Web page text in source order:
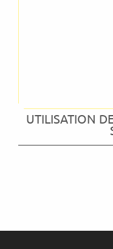
UTILISATION